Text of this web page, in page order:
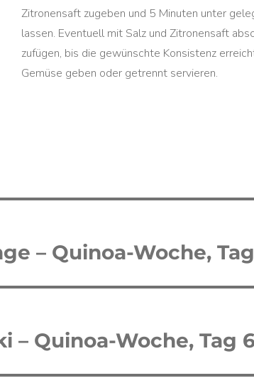
Zitronensaft zugeben und 5 Minuten unter
lassen. Eventuell mit Salz und Zitronensaft
zufügen, bis die gewünschte Konsistenz
Gemüse geben oder getrennt servieren.
– Quinoa-Woche,
– Quinoa-Woche, Tag